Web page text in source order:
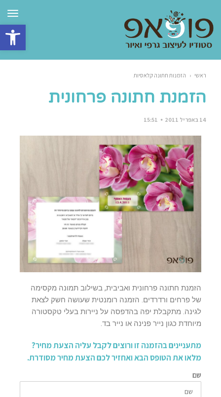
פתח
ראשי ‹ הזמנות חתונה קלאסיות
הזמנת חתונה פרחונית
14 באפריל 2011 15:51
הזמנת חתונה פרחונית ואביבית, בשילוב תמונה מקסימה
של פרחים ורדרדים. הזמנה רומנטית שעושה חשק לצאת
לגינה. מתקבלת יפה בהדפסה על ניירות בעלי טקסטורה
מיוחדת כגון נייר פנינה או נייר בד.
מתעניינים בהזמנה זו ורוצים לקבל עליה הצעת מחיר?
מלאו את הטופס הבא ואחזיר לכם הצעת מחיר מסודרת.
שם